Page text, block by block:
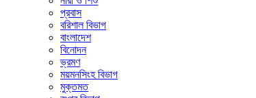
প্রবাস
বরিশাল বিভাগ
বাংলাদেশ
বিনোদন
ভ্রমণ
ময়মনসিংহ বিভাগ
মুক্তমত